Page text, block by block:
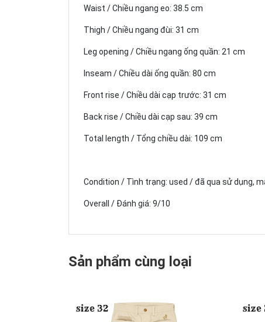
Waist / Chiều ngang eo: 38.5 cm
Thigh / Chiều ngang đùi: 31 cm
Leg opening / Chiều ngang ống quần: 21 cm
Inseam / Chiều dài ống quần: 80 cm
Front rise / Chiều dài cạp trước: 31 cm
Back rise / Chiều dài cạp sau: 39 cm
Total length / Tổng chiều dài: 109 cm
Condition / Tình trạng: used / đã qua sử dụng,
Overall / Đánh giá: 9/10
Sản phẩm cùng loại